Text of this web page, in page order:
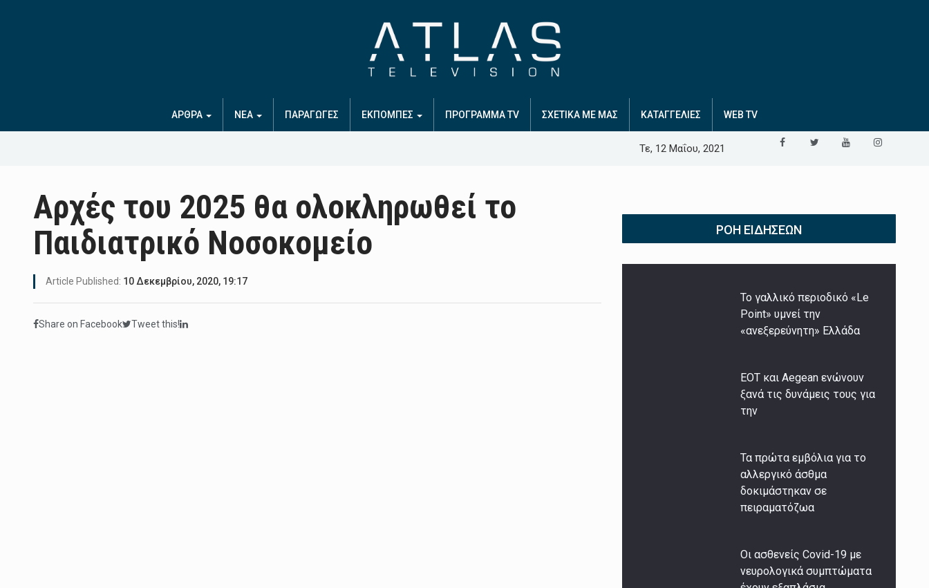
ΑΡΘΡΑ ΝΕΑ ΠΑΡΑΓΩΓΕΣ ΕΚΠΟΜΠΕΣ ΠΡΟΓΡΑΜΜΑ TV ΣΧΕΤΙΚΑ ΜΕ ΜΑΣ ΚΑΤΑΓΓΕΛΙΕΣ WEB TV
Τε, 12 Μαΐου, 2021
Αρχές του 2025 θα ολοκληρωθεί το
Παιδιατρικό Νοσοκομείο
Article Published: 10 Δεκεμβρίου, 2020, 19:17
Share on Facebook Tweet this!
ΡΟΉ ΕΙΔΉΣΕΩΝ
Το γαλλικό περιοδικό «Le
Point» υμνεί την
«ανεξερεύνητη» Ελλάδα
ΕΟΤ και Aegean ενώνουν
ξανά τις δυνάμεις τους για
την
Τα πρώτα εμβόλια για το
αλλεργικό άσθμα
δοκιμάστηκαν σε
πειραματόζωα
Οι ασθενείς Covid-19 με
νευρολογικά συμπτώματα